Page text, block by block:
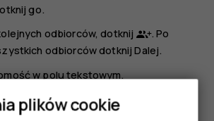
go.
odbiorców, dotknij
. Po
odbiorców dotknijDalej.
w polu tekstowym.
plików cookie